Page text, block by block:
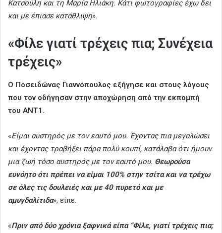
Κατσούλη και τη Μαρία Ηλιάκη. Κάτι φωτογραφίες έχω δει
και με έπιασε κατάθλιψη».
«Φίλε γιατί τρέχεις πια; Συνέχεια
τρέχεις»
Ο Ποσειδώνας Γιαννόπουλος εξήγησε και στους λόγους
που τον οδήγησαν στην αποχώρηση από την εκπομπή
του ΑΝΤ1.
«Είμαι αυστηρός με τον εαυτό μου. Έχοντας πια μεγαλώσει
και έχοντας τραβήξει πάρα πολύ κουπί, κατάλαβα ότι ήμουν
μια ζωή τόσο αυστηρός με τον εαυτό μου. Θεωρούσα
ευνόητο ότι πρέπει να είμαι 100% στην τσίτα και να τρέχω
σε όλες τις δουλειές και με 40 πυρετό και με
αμυγδαλίτιδα», είπε.
«Πριν από δύο χρόνια ξαφνικά είπα “Φίλε, γιατί τρέχεις πια;